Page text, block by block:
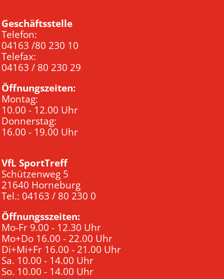
Geschäftsstelle
Telefon:
04163 /80 230 10
Telefax:
04163 / 80 230 29
Öffnungszeiten:
Montag:
10.00 - 12.00 Uhr
Donnerstag:
16.00 - 19.00 Uhr
VfL SportTreff
Schützenweg 5
21640 Horneburg
Tel.: 04163 / 80 230 0
Öffnungsszeiten:
Mo-Fr 9.00 - 12.30 Uhr
Mo+Do 16.00 - 22.00 Uhr
Di+Mi+Fr 16.00 - 21.00 Uhr
Sa. 10.00 - 14.00 Uhr
So. 10.00 - 14.00 Uhr